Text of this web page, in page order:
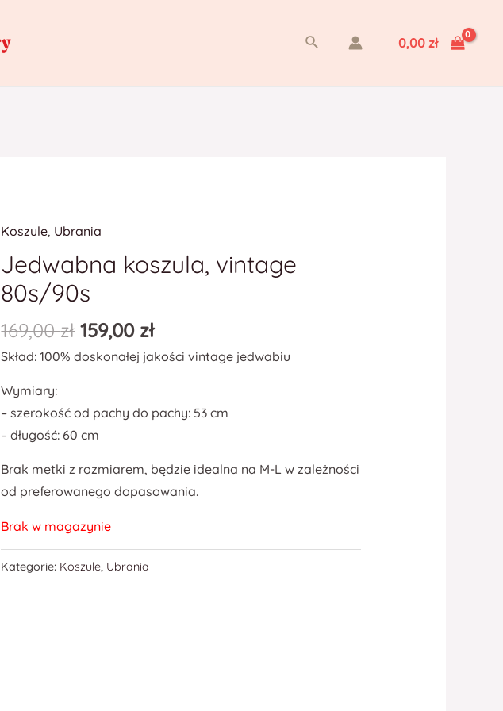
Szukaj 0,00 zł
Koszule, Ubrania
Jedwabna koszula, vintage
80s/90s
169,00zł 159,00 zł
Skład: 100% doskonałej jakości vintage jedwabiu
Wymiary:
– szerokość od pachy do pachy: 53 cm
– długość: 60 cm
Brak metki z rozmiarem, będzie idealna na M-L w zależności
od preferowanego dopasowania.
Brak w magazynie
Kategorie: Koszule, Ubrania